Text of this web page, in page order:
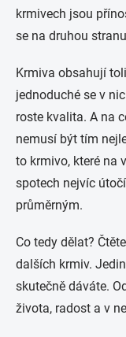
krmivech jsou
se na druhou
Krmiva obsahují
jednoduché se v
roste kvalita. A na
nemusí být tím
to krmivo, které na
spotech nejvíc
průměrným.
Co tedy dělat?
dalších krmiv.
skutečně dáváte.
života, radost a v